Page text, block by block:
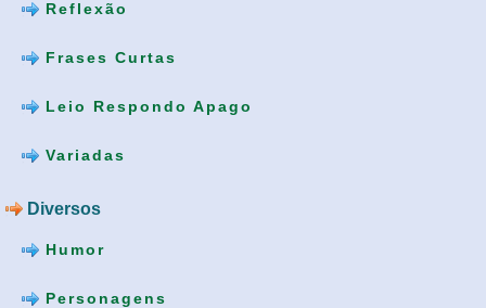
Reflexão
Frases Curtas
Leio Respondo Apago
Variadas
Diversos
Humor
Personagens